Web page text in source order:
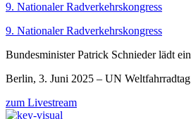
9. Nationaler Radverkehrskongress
9. Nationaler Radverkehrskongress
Bundesminister Patrick Schnieder lädt ein
Berlin, 3. Juni 2025 – UN Weltfahrradtag
zum Livestream